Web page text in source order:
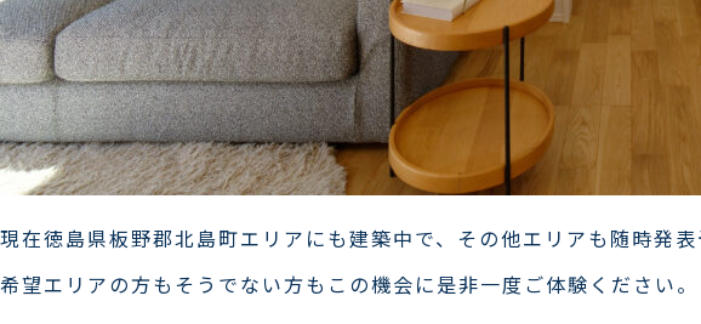
現在徳島県板野郡北島町エリアにも建築中で、その他エリアも随時発表
希望エリアの方もそうでない方もこの機会に是非一度ご体験ください。